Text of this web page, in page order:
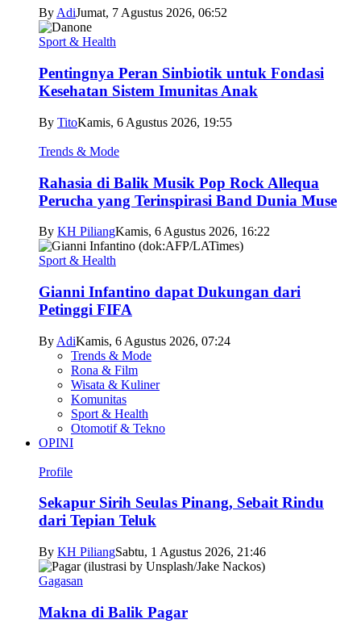
ByAdiJumat, 7 Agustus 2026, 06:52
Sport & Health
Pentingnya Peran Sinbiotik untuk Fondasi
Kesehatan Sistem Imunitas Anak
By TitoKamis, 6 Agustus 2026, 19:55
Trends & Mode
Rahasia di Balik Musik Pop Rock Allequa
Perucha yang Terinspirasi Band Dunia Muse
By KH PiliangKamis, 6 Agustus 2026, 16:22
Sport & Health
Gianni Infantino dapat Dukungan dari
Petinggi FIFA
By AdiKamis, 6 Agustus 2026, 07:24
Trends & Mode
Rona & Film
Wisata & Kuliner
Komunitas
Sport & Health
Otomotif & Tekno
OPINI
Profile
Sekapur Sirih Seulas Pinang, Sebait Rindu
dari Tepian Teluk
By KH PiliangSabtu, 1 Agustus 2026, 21:46
Gagasan
Makna di Balik Pagar